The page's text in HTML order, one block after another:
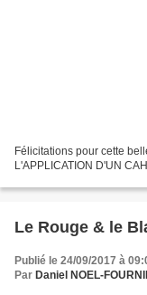
Félicitations pour cette
L'APPLICATION D'UN
Le Rouge & le
Publié le 24/09/2017 à
Par Daniel NOEL-